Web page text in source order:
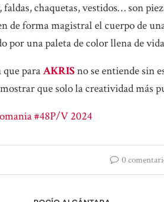
faldas, chaquetas, vestidos… son
de forma magistral el cuerpo de
por una paleta de color llena de
que paraAKRISno se entiende sin
que solo la creatividad más
#48P/V 2024
0